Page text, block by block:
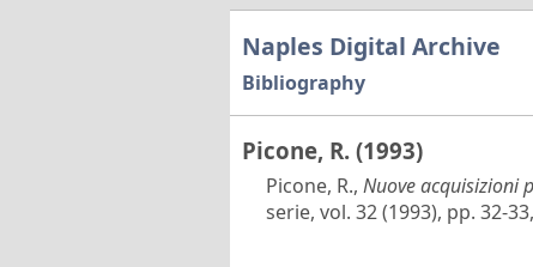
Naples Digital Archive
Bibliography
Picone, R. (1993)
Picone, R., Nuove acquisizioni
serie, vol. 32 (1993), pp. 32-